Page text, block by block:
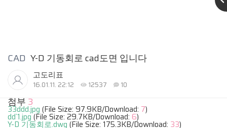
CAD Y-D 기동회로 cad도면 입니다
고도리표
16.01.11. 22:12 12537 10
첨부 3
33ddd.jpg (File Size: 97.9KB/Download: 7)
dd`1.jpg(File Size: 29.7KB/Download: 6)
Y-D 기동회로.dwg (File Size: 175.3KB/Download: 33)